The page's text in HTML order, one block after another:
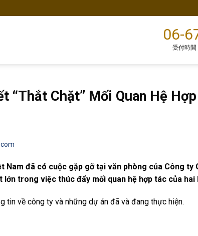
06-
受付時
“Thắt Chặt” Mối Quan Hệ Hợp
Nam đã có cuộc gặp gỡ tại văn phòng của Công ty
trong việc thúc đẩy mối quan hệ hợp tác của hai
tin về công ty và những dự án đã và đang thực hiện.